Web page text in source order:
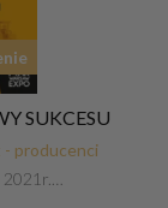
SUKCESU
- producenci
2021r.…